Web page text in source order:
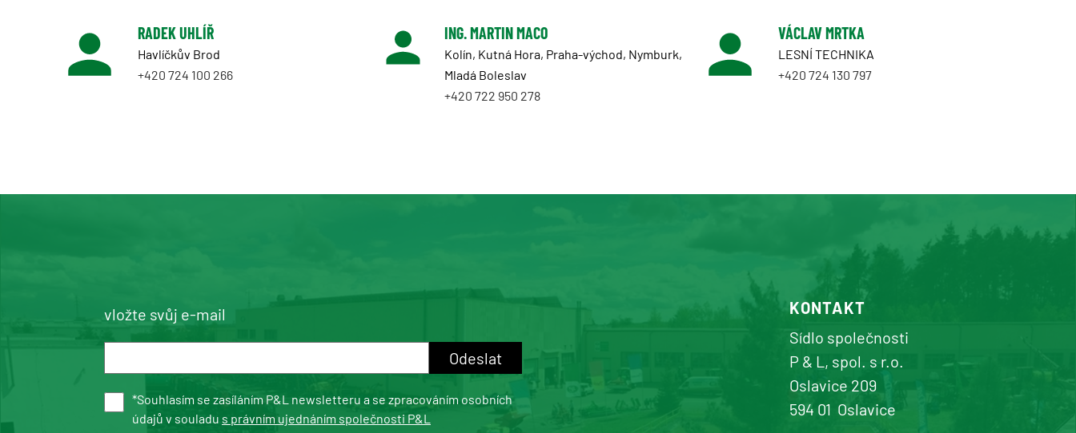
RADEK UHLÍŘ
Havlíčkův Brod
+420 724 100 266
ING. MARTIN MACO
Kolín, Kutná Hora, Praha-východ, Nymburk,
Mladá Boleslav
+420 722 950 278
VÁCLAV MRTKA
LESNÍ TECHNIKA
+420 724 130 797
KONTAKT
Sídlo společnosti
P & L, spol. s r.o.
Oslavice 209
594 01 Oslavice
vložte svůj e-mail
*Souhlasím se zasíláním P&L newsletteru a se zpracováním osobních
údajů v souladu s právním ujednáním společnosti P&L